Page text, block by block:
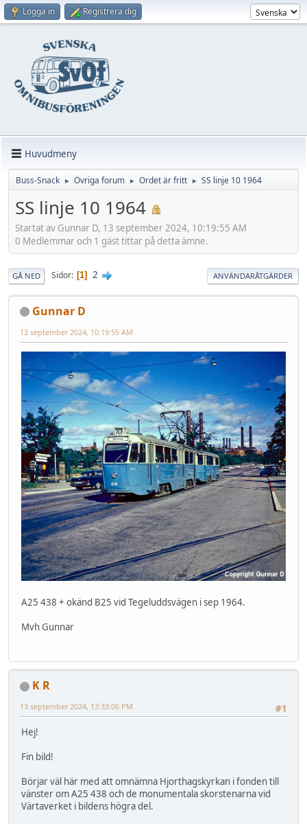
Logga in Registrera dig
Huvudmeny
Buss-Snack ► Övriga forum ► Ordet är fritt ► SS linje 10 1964
SS linje 10 1964
Startat av Gunnar D, 13 september 2024, 10:19:55 AM
0 Medlemmar och 1 gäst tittar på detta ämne.
GÅ NED Sidor 1 2 ANVÄNDARÅTGÄRDER
Gunnar D
13 september 2024, 10:19:55 AM
A25 438 + okänd B25 vid Tegeluddsvägen i sep 1964.
Mvh Gunnar
K R
#1
13 september 2024, 13:33:06 PM
Hej!
Fin bild!
Börjar väl här med att omnämna Hjorthagskyrkan i fonden till
vänster om A25 438 och de monumentala skorstenarna vid
Värtaverket i bildens högra del.